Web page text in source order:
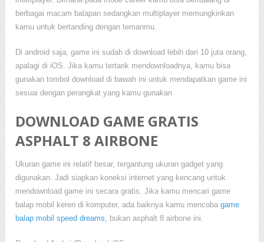
berbagai macam balapan sedangkan multiplayer memungkinkan
kamu untuk bertanding dengan temanmu.
Di android saja, game ini sudah di download lebih dari 10 juta orang,
apalagi di iOS. Jika kamu tertarik mendownloadnya, kamu bisa
gunakan tombol download di bawah ini untuk mendapatkan game ini
sesuai dengan perangkat yang kamu gunakan
DOWNLOAD GAME GRATIS
ASPHALT 8 AIRBONE
Ukuran game ini relatif besar, tergantung ukuran gadget yang
digunakan. Jadi siapkan koneksi internet yang kencang untuk
mendownload game ini secara gratis. Jika kamu mencari game
balap mobil keren di komputer, ada baiknya kamu mencobagame
balap mobil speed dreams , bukan asphalt 8 airbone ini.